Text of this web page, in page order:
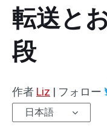
転送と
段
作者 Liz | フォロー
日本語